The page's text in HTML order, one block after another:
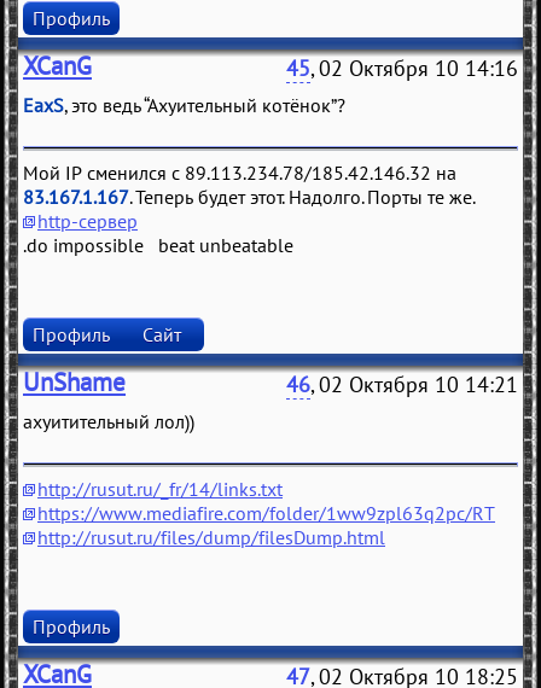
Профиль
XCanG 45, 02 Октября 10 14:16
EaxS, это ведь “Ахуительный котёнок”?
Мой IP сменился с 89.113.234.78/185.42.146.32 на
83.167.1.167. Теперь будет этот. Надолго. Порты те же.
http-сервер
.do impossible beat unbeatable
Профиль Сайт
UnShame 46, 02 Октября 10 14:21
ахуитительный лол))
http://rusut.ru/_fr/14/links.txt
https://www.mediafire.com/folder/1ww9zpl63q2pc/RT
http://rusut.ru/files/dump/filesDump.html
Профиль
XCanG 47, 02 Октября 10 18:25